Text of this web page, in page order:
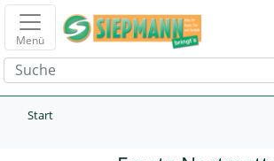
Menü
Start